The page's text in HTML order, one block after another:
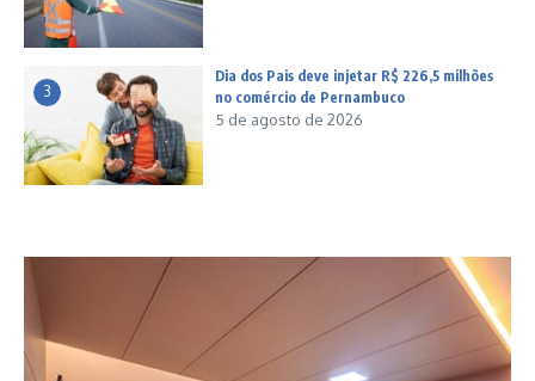
3
Dia dos Pais deve injetar R$ 226,5 milhões
no comércio de Pernambuco
5 de agosto de 2026